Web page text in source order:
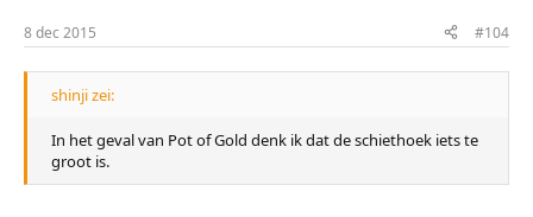
8 dec 2015 #104
shinji zei:
In het geval van Pot of Gold denk ik dat de schiethoek iets te
groot is.